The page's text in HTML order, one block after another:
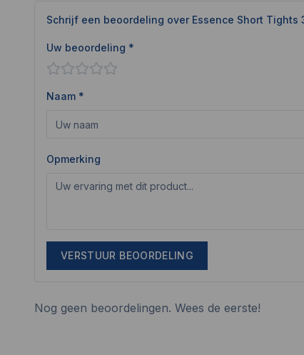
Schrijf een beoordeling over Essence Short Tights
Uw beoordeling *
Naam *
Opmerking
VERSTUUR BEOORDELING
Nog geen beoordelingen. Wees de eerste!